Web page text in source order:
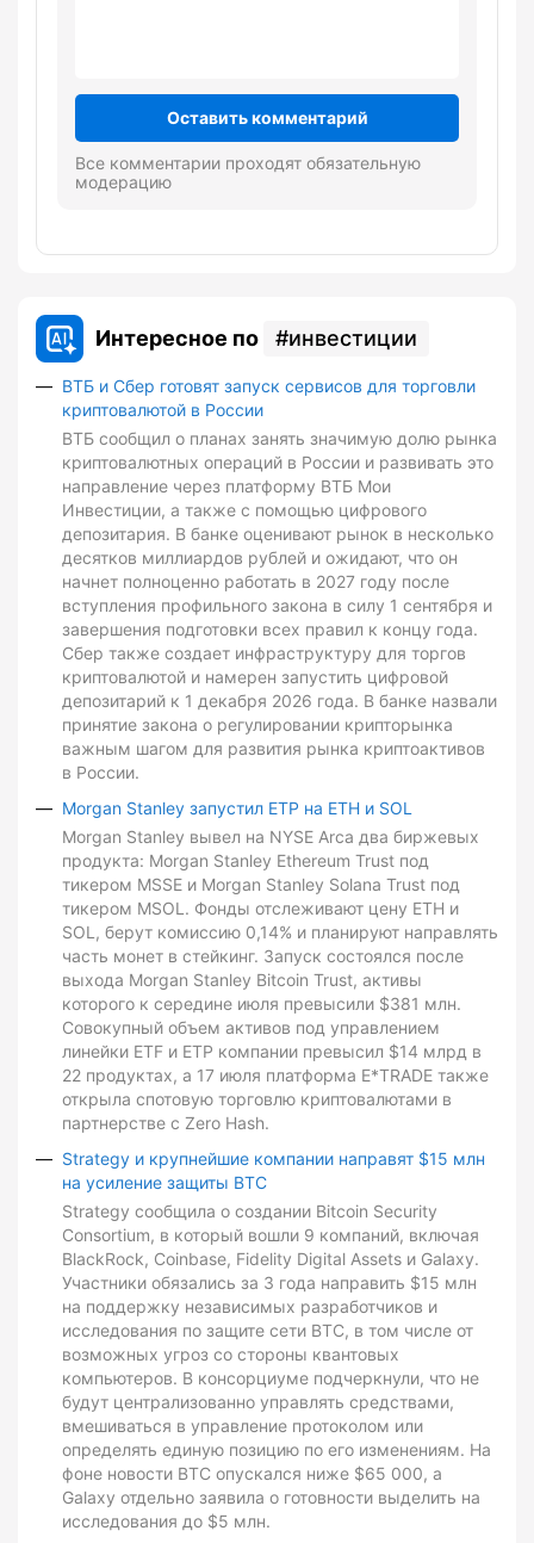
Оставить комментарий
Все комментарии проходят обязательную
модерацию
Интересное по инвестиции
ВТБ и Сбер готовят запуск сервисов для торговли
криптовалютой в России
ВТБ сообщил о планах занять значимую долю рынка
криптовалютных операций в России и развивать это
направление через платформу ВТБ Мои
Инвестиции, а также с помощью цифрового
депозитария. В банке оценивают рынок в несколько
десятков миллиардов рублей и ожидают, что он
начнет полноценно работать в 2027 году после
вступления профильного закона в силу 1 сентября и
завершения подготовки всех правил к концу года.
Сбер также создает инфраструктуру для торгов
криптовалютой и намерен запустить цифровой
депозитарий к 1 декабря 2026 года. В банке назвали
принятие закона о регулировании крипторынка
важным шагом для развития рынка криптоактивов
в России.
Morgan Stanley запустил ETP на ETH и SOL
Morgan Stanley вывел на NYSE Arca два биржевых
продукта: Morgan Stanley Ethereum Trust под
тикером MSSE и Morgan Stanley Solana Trust под
тикером MSOL. Фонды отслеживают цену ETH и
SOL, берут комиссию 0,14% и планируют направлять
часть монет в стейкинг. Запуск состоялся после
выхода Morgan Stanley Bitcoin Trust, активы
которого к середине июля превысили $381 млн.
Совокупный объем активов под управлением
линейки ETF и ETP компании превысил $14 млрд в
22 продуктах, а 17 июля платформа E*TRADE также
открыла спотовую торговлю криптовалютами в
партнерстве с Zero Hash.
Strategy и крупнейшие компании направят $15 млн
на усиление защиты BTC
Strategy сообщила о создании Bitcoin Security
Consortium, в который вошли 9 компаний, включая
BlackRock, Coinbase, Fidelity Digital Assets и Galaxy.
Участники обязались за 3 года направить $15 млн
на поддержку независимых разработчиков и
исследования по защите сети BTC, в том числе от
возможных угроз со стороны квантовых
компьютеров. В консорциуме подчеркнули, что не
будут централизованно управлять средствами,
вмешиваться в управление протоколом или
определять единую позицию по его изменениям. На
фоне новости BTC опускался ниже $65 000, а
Galaxy отдельно заявила о готовности выделить на
исследования до $5 млн.